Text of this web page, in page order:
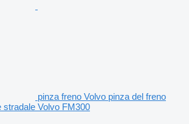
pinza freno Volvo pinza del freno
stradale Volvo FM300